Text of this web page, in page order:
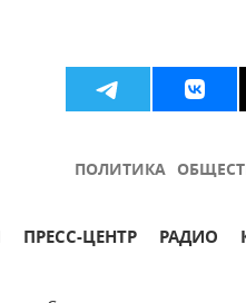
ПОЛИТИКА
ПРЕСС-ЦЕНТР РАДИО